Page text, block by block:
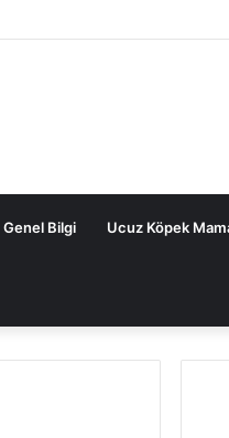
Genel Bilgi Ucuz Köpek